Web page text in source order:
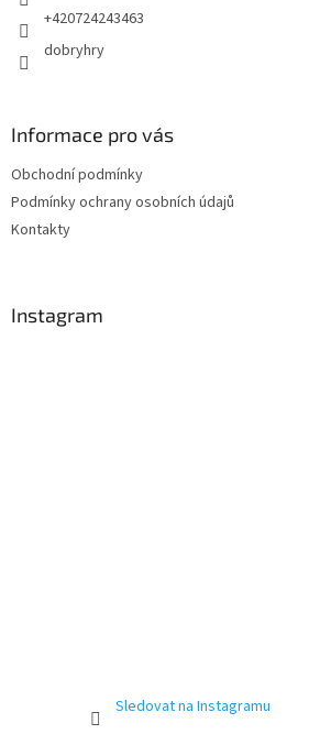
+420724243463
dobryhry
Informace pro vás
Obchodní podmínky
Podmínky ochrany osobních údajů
Kontakty
Instagram
Sledovat na Instagramu